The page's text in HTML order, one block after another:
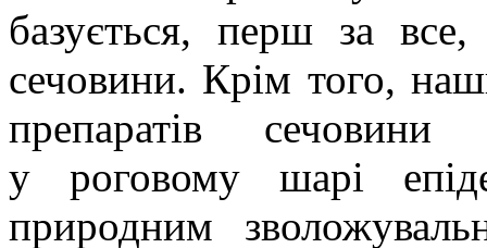
базується, перш за все,
сечовини. Крім того,
препаратів
у роговому шарі
природним